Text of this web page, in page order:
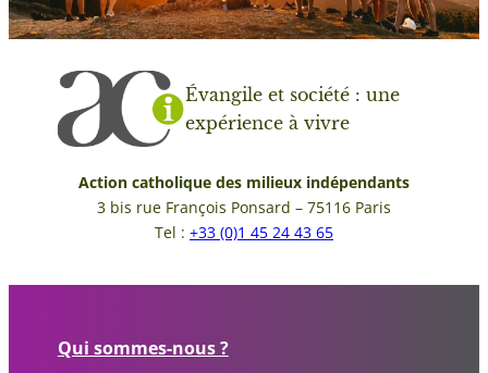
Évangile et société : une
expérience à vivre
Action catholique des milieux indépendants
3 bis rue François Ponsard – 75116 Paris
Tel : +33 (0)1 45 24 43 65
Qui sommes-nous ?